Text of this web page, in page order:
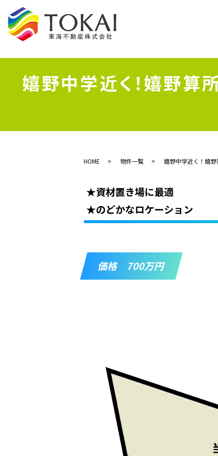
嬉野中学近く！嬉野算
HOME 物件一覧 嬉野中学近く！嬉
★資材置き場に最適
★のどかなロケーション
価格 700万円